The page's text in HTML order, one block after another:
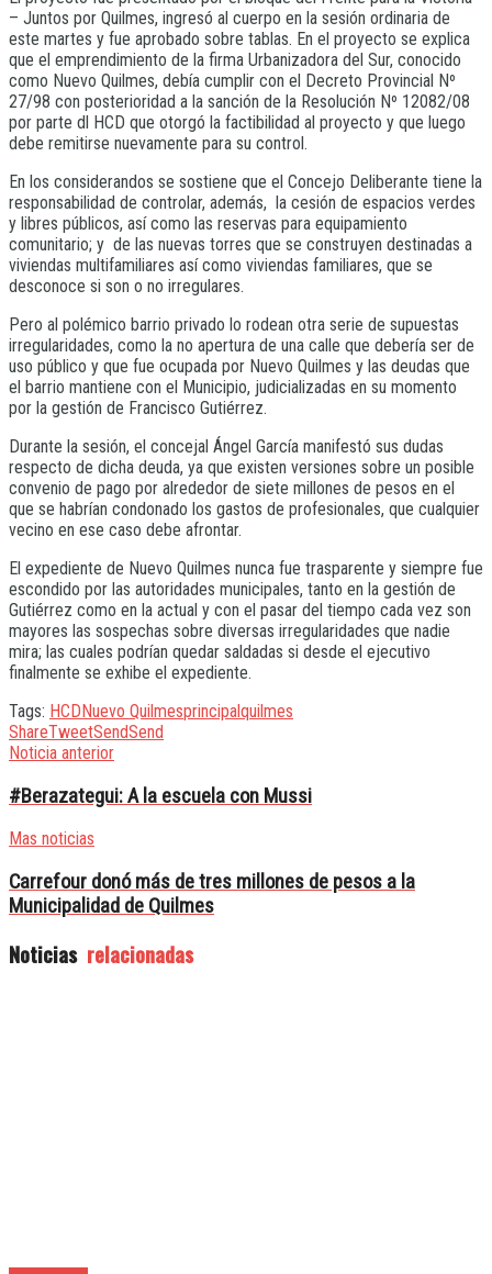
– Juntos por Quilmes, ingresó al cuerpo en la sesión ordinaria de
este martes y fue aprobado sobre tablas. En el proyecto se explica
que el emprendimiento de la firma Urbanizadora del Sur, conocido
como Nuevo Quilmes, debía cumplir con el Decreto Provincial Nº
27/98 con posterioridad a la sanción de la Resolución Nº 12082/08
por parte dl HCD que otorgó la factibilidad al proyecto y que luego
debe remitirse nuevamente para su control.
En los considerandos se sostiene que el Concejo Deliberante tiene la
responsabilidad de controlar, además, la cesión de espacios verdes
y libres públicos, así como las reservas para equipamiento
comunitario; y de las nuevas torres que se construyen destinadas a
viviendas multifamiliares así como viviendas familiares, que se
desconoce si son o no irregulares.
Pero al polémico barrio privado lo rodean otra serie de supuestas
irregularidades, como la no apertura de una calle que debería ser de
uso público y que fue ocupada por Nuevo Quilmes y las deudas que
el barrio mantiene con el Municipio, judicializadas en su momento
por la gestión de Francisco Gutiérrez.
Durante la sesión, el concejal Ángel García manifestó sus dudas
respecto de dicha deuda, ya que existen versiones sobre un posible
convenio de pago por alrededor de siete millones de pesos en el
que se habrían condonado los gastos de profesionales, que cualquier
vecino en ese caso debe afrontar.
El expediente de Nuevo Quilmes nunca fue trasparente y siempre fue
escondido por las autoridades municipales, tanto en la gestión de
Gutiérrez como en la actual y con el pasar del tiempo cada vez son
mayores las sospechas sobre diversas irregularidades que nadie
mira; las cuales podrían quedar saldadas si desde el ejecutivo
finalmente se exhibe el expediente.
Tags: HCDNuevo Quilmesprincipalquilmes
ShareTweetSendSend
Noticia anterior
#Berazategui: A la escuela con Mussi
Mas noticias
Carrefour donó más de tres millones de pesos a la
Municipalidad de Quilmes
Noticias relacionadas